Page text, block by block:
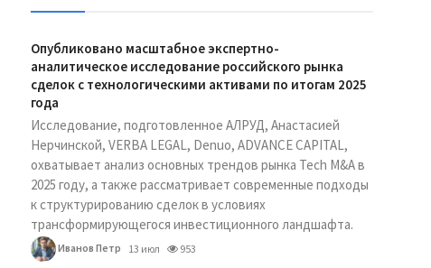
Опубликовано масштабное экспертно-
аналитическое исследование российского рынка
сделок с технологическими активами по итогам 2025
года
Исследование, подготовленное АЛРУД, Анастасией
Нерчинской, VERBA LEGAL, Denuo, ADVANCE CAPITAL,
охватывает анализ основных трендов рынка Tech M&A в
2025 году, а также рассматривает современные подходы
к структурированию сделок в условиях
трансформирующегося инвестиционного ландшафта.
Иванов Петр 13 июл 953